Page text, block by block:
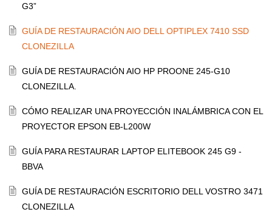
G3”
GUÍA DE RESTAURACIÓN AIO DELL OPTIPLEX 7410 SSD
CLONEZILLA
GUÍA DE RESTAURACIÓN AIO HP PROONE 245-G10
CLONEZILLA.
CÓMO REALIZAR UNA PROYECCIÓN INALÁMBRICA CON EL
PROYECTOR EPSON EB-L200W
GUÍA PARA RESTAURAR LAPTOP ELITEBOOK 245 G9 -
BBVA
GUÍA DE RESTAURACIÓN ESCRITORIO DELL VOSTRO 3471
CLONEZILLA